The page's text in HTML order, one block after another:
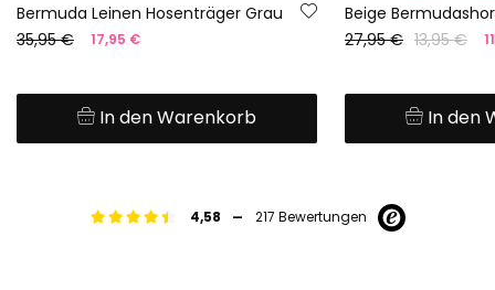
Bermuda Leinen Hosenträger Grau
35,95 €
17,95 €
In den Warenkorb
Beige
27,95 € 13,95 €
In den
4,58 - 217 Bewertungen